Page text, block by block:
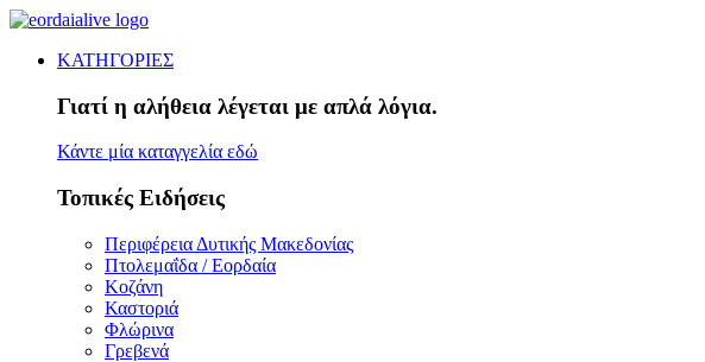
ΚΑΤΗΓΟΡΙΕΣ
Γιατί η αλήθεια λέγεται με απλά λόγια.
Κάντε μία καταγγελία εδώ
Τοπικές Ειδήσεις
Περιφέρεια Δυτικής Μακεδονίας
Πτολεμαΐδα / Εορδαία
Κοζάνη
Καστοριά
Φλώρινα
Γρεβενά